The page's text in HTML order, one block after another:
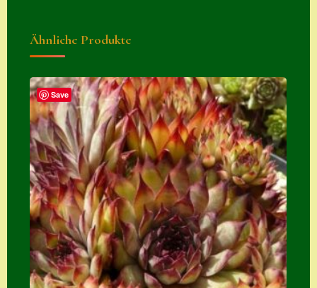
ng
Zahlung
Zahlungs- &
Versandinfos
Zubehör
Zubehör
Ähnliche Produkte
Save